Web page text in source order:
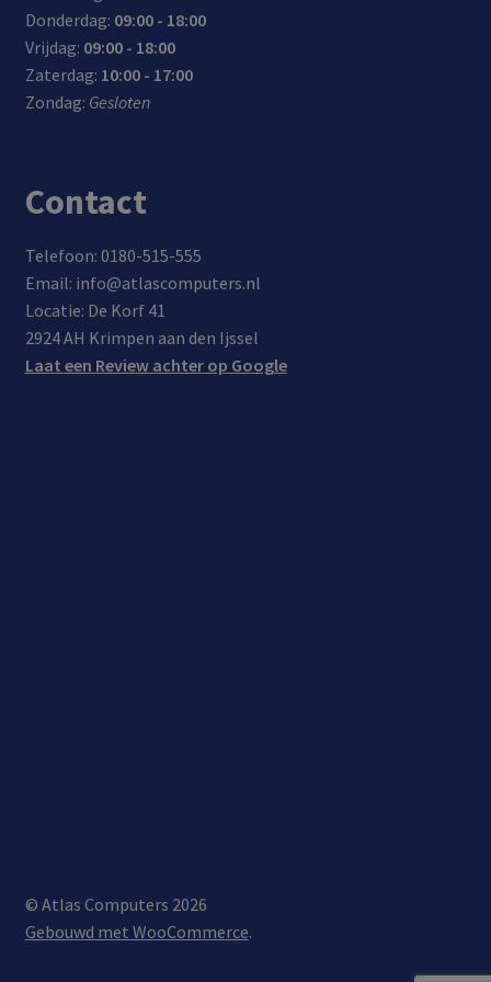
Donderdag: 09:00 - 18:00
Vrijdag: 09:00 - 18:00
Zaterdag: 10:00 - 17:00
Zondag: Gesloten
Contact
Telefoon: 0180-515-555
Email: info@atlascomputers.nl
Locatie: De Korf 41
2924 AH Krimpen aan den Ijssel
Laat een Review achter op Google
© Atlas Computers 2026
Gebouwd met WooCommerce.